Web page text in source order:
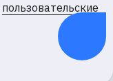
пользовательские